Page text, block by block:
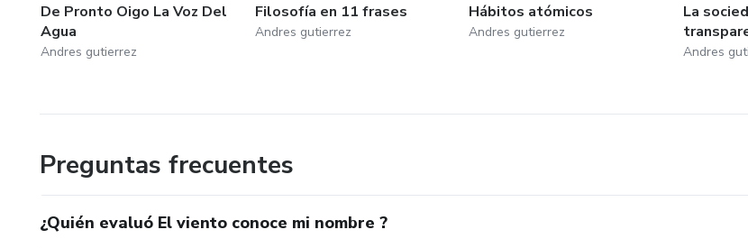
De Pronto Oigo La Voz Del
Agua
Andres gutierrez
Filosofía en 11 frases
Andres gutierrez
Hábitos atómicos
Andres gutierrez
La
Andres
Preguntas frecuentes
¿Quién evaluó El viento conoce mi nombre ?